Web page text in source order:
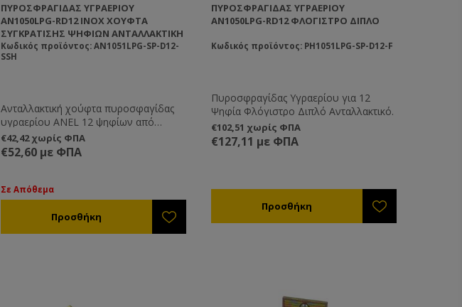
ΠΥΡΟΣΦΡΑΓΊΔΑΣ ΥΓΡΑΕΡΊΟΥ
AN1050LPG-RD12 INOX ΧΟΎΦΤΑ
ΣΥΓΚΡΆΤΙΣΗΣ ΨΗΦΊΩΝ ΑΝΤΑΛΛΑΚΤΙΚΉ
Κωδικός προϊόντος: AN1051LPG-SP-D12-
SSH
Ανταλλακτική χούφτα πυροσφαγίδας
υγραερίου ANEL 12 ψηφίων από
ανοξείδωτο χάλυβα.
€42,42 χωρίς ΦΠΑ
€52,60 με ΦΠΑ
Σε Απόθεμα
ΠΥΡΟΣΦΡΑΓΊΔΑΣ ΥΓΡΑΕΡΊΟΥ
AN1050LPG-RD12 ΦΛΌΓΙΣΤΡΟ ΔΙΠΛΌ
Κωδικός προϊόντος: PH1051LPG-SP-D12-F
Πυροσφραγίδας Υγραερίου για 12
Ψηφία Φλόγιστρο Διπλό Ανταλλακτικό.
€102,51 χωρίς ΦΠΑ
€127,11 με ΦΠΑ